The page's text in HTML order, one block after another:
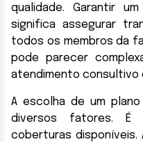
qualidade. Garantir
significa assegurar
todos os membros da
pode parecer
atendimento consultivo
A escolha de um
diversos fatores. É
coberturas disponíveis.